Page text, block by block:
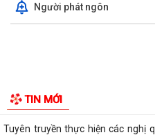
Người phát ngôn
Xã Kiến Thụy: Tổ chức hội nghị
dụng eTax Mobile
Đẩy mạnh thực hiện Đề án 06/
Nhân dân